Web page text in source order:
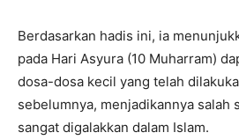
Berdasarkan hadis ini, ia
pada Hari Asyura (10 Muharram)
dosa-dosa kecil yang telah
sebelumnya, menjadikannya salah
sangat digalakkan dalam Islam.